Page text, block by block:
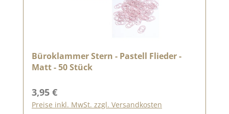
Büroklammer Stern - Pastell Flieder -
Matt - 50 Stück
Regulärer Preis:
3,95 €
Preise inkl. MwSt. zzgl. Versandkosten